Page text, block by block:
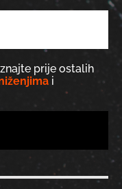
prije ostalih
i